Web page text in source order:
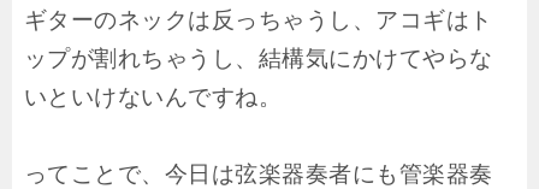
ギターのネックは反っちゃうし、アコギはト
ップが割れちゃうし、結構気にかけてやらな
いといけないんですね。
ってことで、今日は弦楽器奏者にも管楽器奏